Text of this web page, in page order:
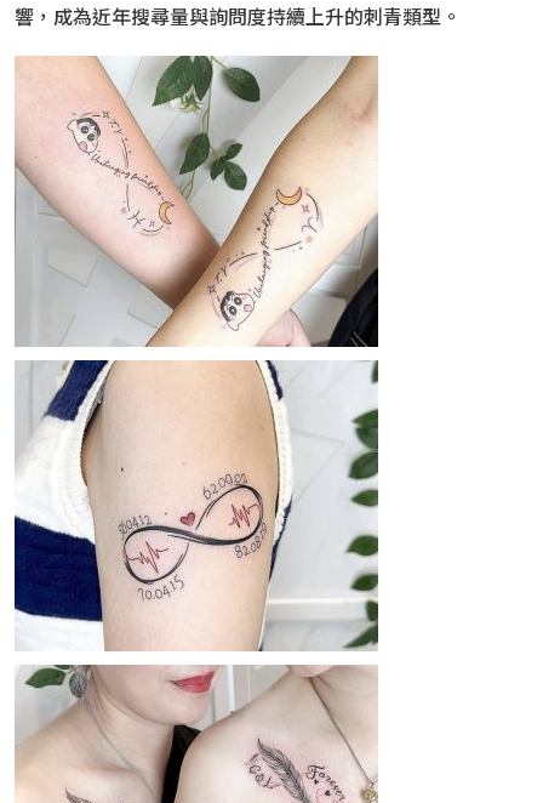
響，成為近年搜尋量與詢問度持續上升的刺青類型。